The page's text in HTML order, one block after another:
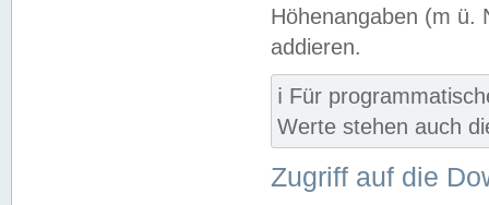
Höhenangaben (m ü.
addieren.
ℹ️ Für
Werte stehen auch
Zugriff auf die